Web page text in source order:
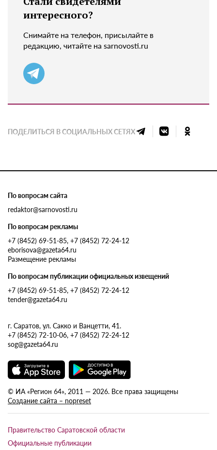
интересного?
Снимайте на телефон, присылайте в
редакцию, читайте на sarnovosti.ru
ПОДЕЛИТЬСЯ В СОЦИАЛЬНЫХ СЕТЯХ
По вопросам сайта
redaktor@sarnovosti.ru
По вопросам рекламы
+7 (8452) 69-51-85, +7 (8452) 72-24-12
eborisova@gazeta64.ru
Размещение рекламы
По вопросам публикации официальных извещений
+7 (8452) 69-51-85, +7 (8452) 72-24-12
tender@gazeta64.ru
г. Саратов, ул. Сакко и Ванцетти, 41.
+7 (8452) 72-10-06, +7 (8452) 72-24-12
sog@gazeta64.ru
© ИА «Регион 64», 2011 — 2026. Все права защищены
Создание сайта – nopreset
Правительство Саратовской области
Официальные публикации